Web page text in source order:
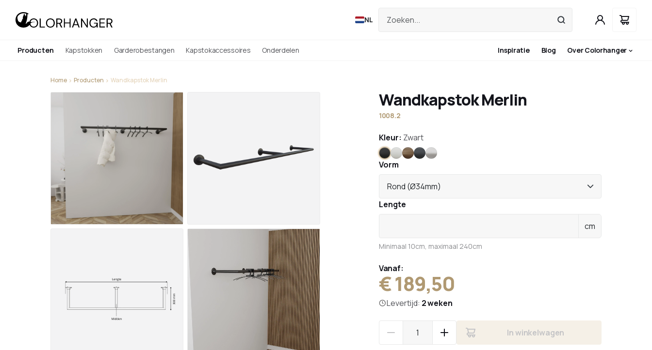
NL
Producten Kapstokken Garderobestangen Kapstokaccessoires Onderdelen Inspiratie Blog Over Colorhanger
Home Producten Wandkapstok Merlin
Wandkapstok Merlin
1008.2
Kleur: Zwart
Zwart
WitBronsAntraciet
RVS
Vorm
Rond (Ø34mm)
Lengte
cm
Minimaal 10cm, maximaal 240cm
Vanaf:
€ 189,50
Levertijd: 2 weken
In winkelwagen